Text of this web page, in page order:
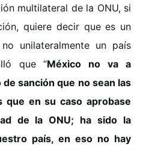
multilateral de la ONU, si
quiere decir que es un
unilateralmente un país
que “México no va a
sanción que no sean las
que en su caso aprobase
de la ONU; ha sido la
país, en eso no hay